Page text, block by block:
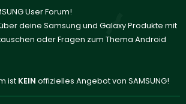
User Forum!
deine Samsung und Galaxy Produkte mit
oder Fragen zum Thema Android
ist KEIN offizielles Angebot von SAMSUNG!